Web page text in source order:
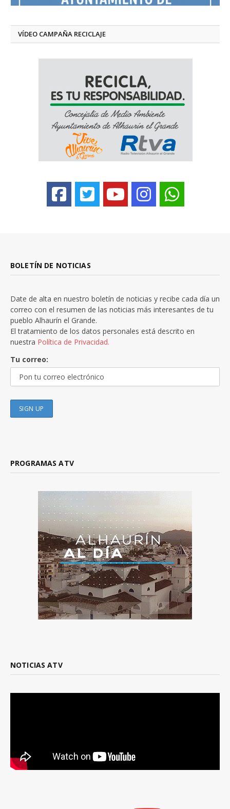
VÍDEO CAMPAÑA RECICLAJE
BOLETÍN DE NOTICIAS
Date de alta en nuestro boletín de noticias y recibe cada día un
correo con el resumen de las noticias más interesantes de tu
pueblo Alhaurín el Grande.
El tratamiento de los datos personales está descrito en
nuestra Política de Privacidad.
Tu correo:
PROGRAMAS ATV
NOTICIAS ATV